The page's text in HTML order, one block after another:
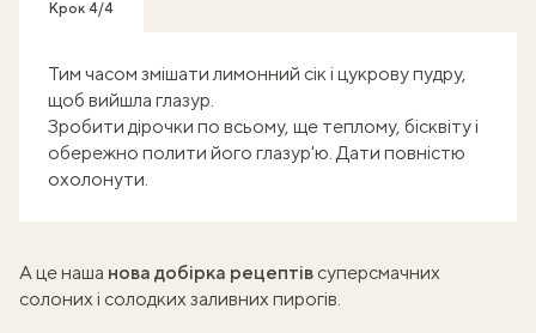
Крок 4/4
Тим часом змішати лимонний сік і цукрову пудру,
щоб вийшла глазур.
Зробити дірочки по всьому, ще теплому, бісквіту і
обережно полити його глазур'ю. Дати повністю
охолонути.
А це наша нова добірка рецептів суперсмачних
солоних і солодких заливних пирогів.